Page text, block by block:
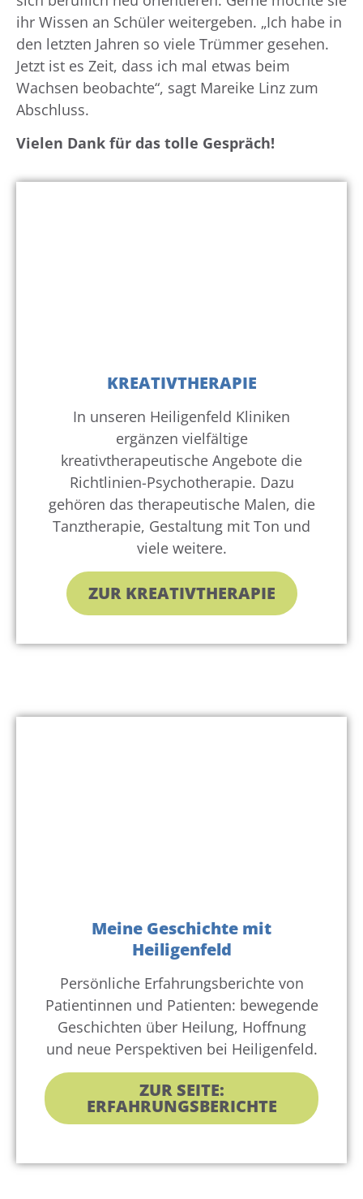
ihr Wissen an Schüler weitergeben. „Ich habe in
den letzten Jahren so viele Trümmer gesehen.
Jetzt ist es Zeit, dass ich mal etwas beim
Wachsen beobachte“, sagt Mareike Linz zum
Abschluss.
Vielen Dank für das tolle Gespräch!
KREATIVTHERAPIE
In unseren Heiligenfeld Kliniken
ergänzen vielfältige
kreativtherapeutische Angebote die
Richtlinien-Psychotherapie. Dazu
gehören das therapeutische Malen, die
Tanztherapie, Gestaltung mit Ton und
viele weitere.
ZUR KREATIVTHERAPIE
Meine Geschichte mit
Heiligenfeld
Persönliche Erfahrungsberichte von
Patientinnen und Patienten: bewegende
Geschichten über Heilung, Hoffnung
und neue Perspektiven bei Heiligenfeld.
ZUR SEITE:
ERFAHRUNGSBERICHTE